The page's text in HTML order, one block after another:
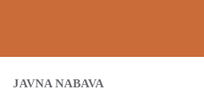
JAVNA NABAVA